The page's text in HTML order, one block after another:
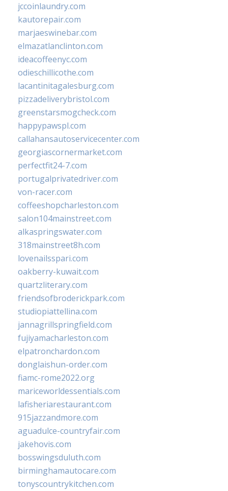
jccoinlaundry.com
kautorepair.com
marjaeswinebar.com
elmazatlanclinton.com
ideacoffeenyc.com
odieschillicothe.com
lacantinitagalesburg.com
pizzadeliverybristol.com
greenstarsmogcheck.com
happypawspl.com
callahansautoservicecenter.com
georgiascornermarket.com
perfectfit24-7.com
portugalprivatedriver.com
von-racer.com
coffeeshopcharleston.com
salon104mainstreet.com
alkaspringswater.com
318mainstreet8h.com
lovenailsspari.com
oakberry-kuwait.com
quartzliterary.com
friendsofbroderickpark.com
studiopiattellina.com
jannagrillspringfield.com
fujiyamacharleston.com
elpatronchardon.com
donglaishun-order.com
fiamc-rome2022.org
mariceworldessentials.com
lafisheriarestaurant.com
915jazzandmore.com
aguadulce-countryfair.com
jakehovis.com
bosswingsduluth.com
birminghamautocare.com
tonyscountrykitchen.com